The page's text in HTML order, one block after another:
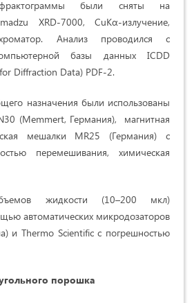
были сняты на
XRD-7000, CuKα-излучение,
Анализ проводился с
базы данных ICDD
Diffraction Data) PDF-2.
назначения были использованы
(Memmert, Германия), магнитная
мешалки MR25 (Германия) с
перемешивания, химическая
жидкости (10–200 мкл)
автоматических микродозаторов
и Thermo Sсientifiс с погрешностью
порошка